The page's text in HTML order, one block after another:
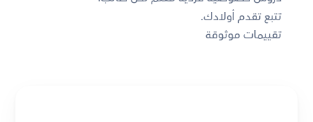
تتبع تقدم أولادك.
تقييمات موثوقة